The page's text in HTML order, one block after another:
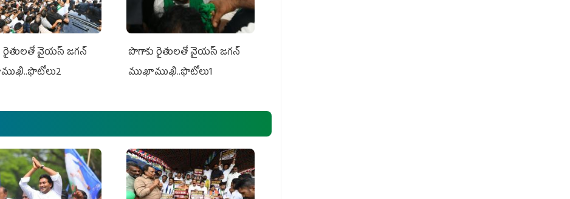
రైతుల‌తో వైయ‌స్ జ‌గ‌న్
పొగాకు రైతుల‌తో వైయ‌స్ జ‌గ‌న్
ముఖాముఖి..ఫొటోలు1